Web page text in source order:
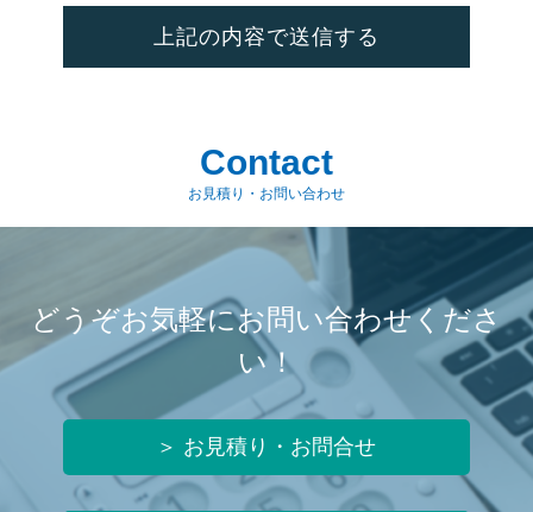
Contact
お見積り・お問い合わせ
どうぞお気軽にお問い合わせくださ
い！
＞ お見積り・お問合せ